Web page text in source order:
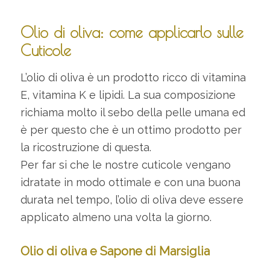
Olio di oliva: come applicarlo sulle
Cuticole
L’olio di oliva è un prodotto ricco di vitamina
E, vitamina K e lipidi. La sua composizione
richiama molto il sebo della pelle umana ed
è per questo che è un ottimo prodotto per
la ricostruzione di questa.
Per far si che le nostre cuticole vengano
idratate in modo ottimale e con una buona
durata nel tempo, l’olio di oliva deve essere
applicato almeno una volta la giorno.
Olio di oliva e Sapone di Marsiglia